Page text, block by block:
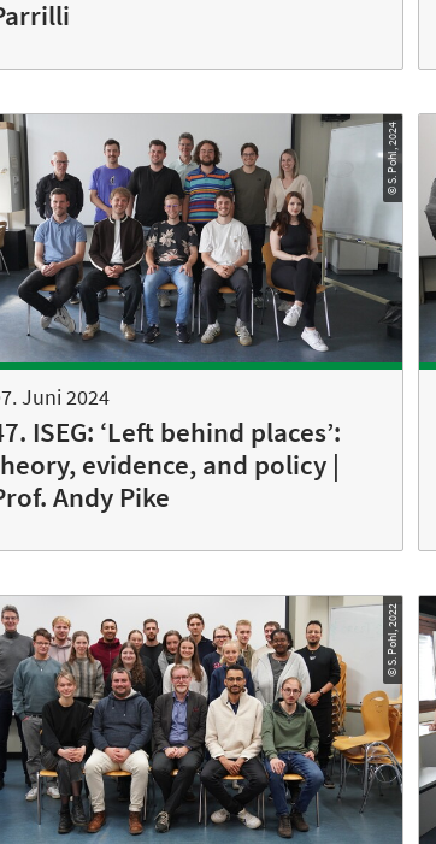
© S. Pohl, 2024
Juni 2024
ISEG: ‘Left behind places’:
evidence, and policy |
Andy Pike
© S. Pohl, 2022